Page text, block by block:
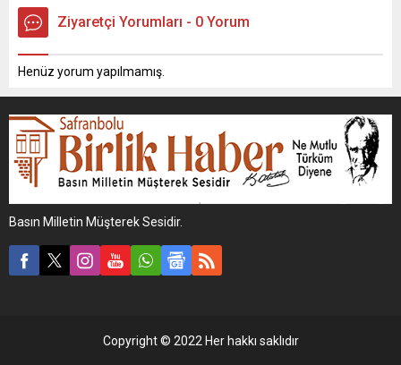
Ziyaretçi Yorumları - 0 Yorum
Henüz yorum yapılmamış.
Basın Milletin Müşterek Sesidir.
Copyright © 2022 Her hakkı saklıdır